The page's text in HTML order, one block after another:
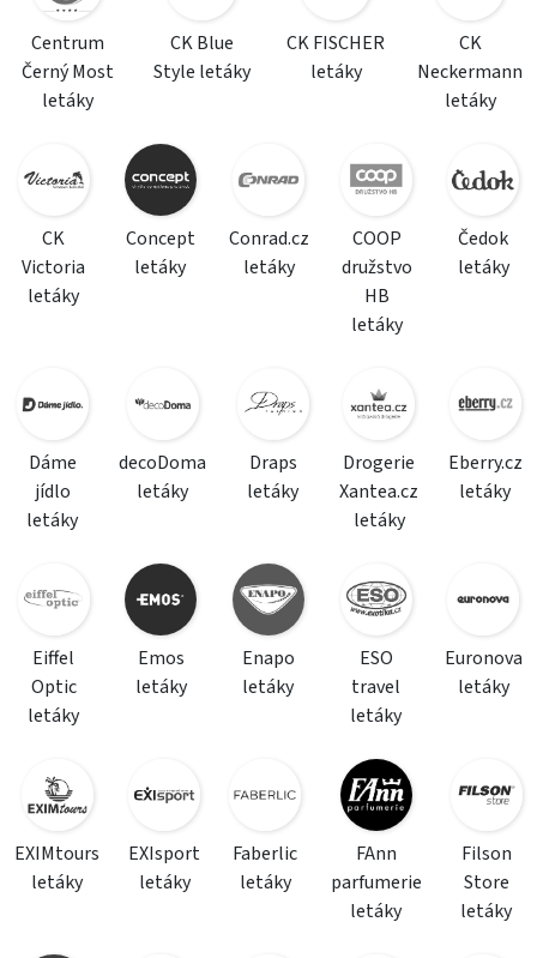
Centrum
Černý Most
letáky
CK Blue
Style letáky
CK FISCHER
letáky
CK
Neckermann
letáky
CK
Victoria
letáky
Concept
letáky
Conrad.cz
letáky
COOP
družstvo
HB
letáky
Čedok
letáky
Dáme
jídlo
letáky
decoDoma
letáky
Draps
letáky
Drogerie
Xantea.cz
letáky
Eberry.cz
letáky
Eiffel
Optic
letáky
Emos
letáky
Enapo
letáky
ESO
travel
letáky
Euronova
letáky
EXIMtours
letáky
EXIsport
letáky
Faberlic
letáky
FAnn
parfumerie
letáky
Filson
Store
letáky